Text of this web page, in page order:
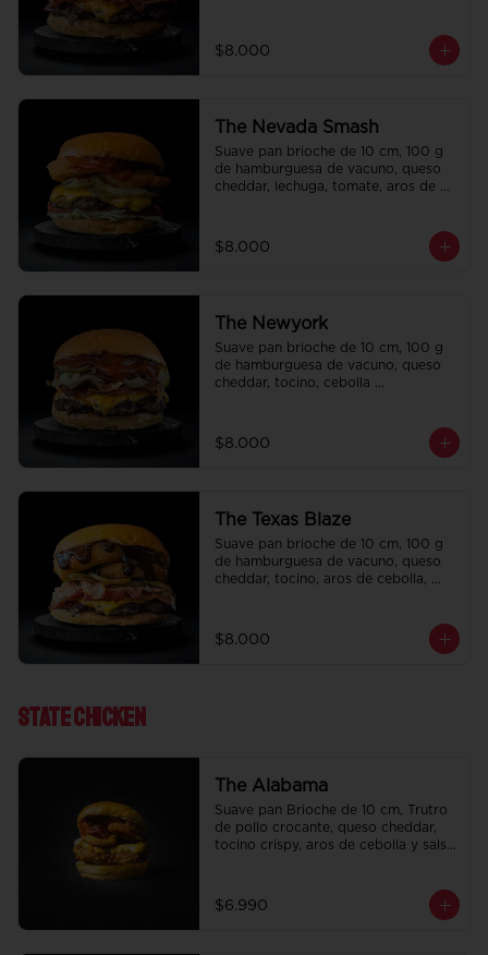
$8.000
The Nevada Smash
Suave pan brioche de 10 cm, 100 g
de hamburguesa de vacuno, queso
cheddar, lechuga, tomate, aros de
$8.000
The Newyork
Suave pan brioche de 10 cm, 100 g
de hamburguesa de vacuno, queso
cheddar, tocino, cebolla
$8.000
The Texas Blaze
Suave pan brioche de 10 cm, 100 g
de hamburguesa de vacuno, queso
cheddar, tocino, aros de cebolla,
$8.000
State ChIcken
The Alabama
Suave pan Brioche de 10 cm, Trutro
de pollo crocante, queso cheddar,
tocino crispy, aros de cebolla y salsa
$6.990